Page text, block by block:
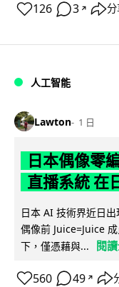
126 3 ↗
人工智能
Lawton 1 日
日本偶像零
直播系統 在
日本 AI 技術界近日
偶像前 Juice=Juice
下，僅憑藉與...
閱
560 49 ↗